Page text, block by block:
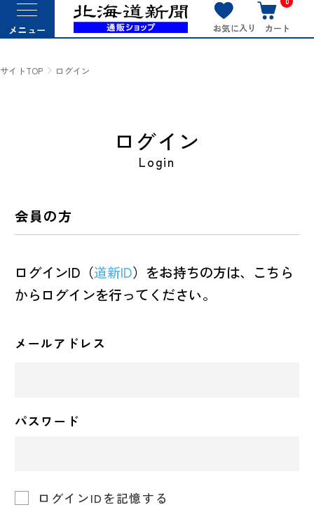
メニュー お気に入り カート
サイトTOP ログイン
ログイン
Login
会員の方
ログインID（道新ID）をお持ちの方は、こちら
からログインを行ってください。
メールアドレス
パスワード
ログインIDを記憶する